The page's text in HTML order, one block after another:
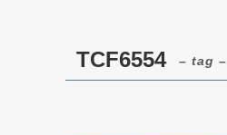
TCF6554 – tag –